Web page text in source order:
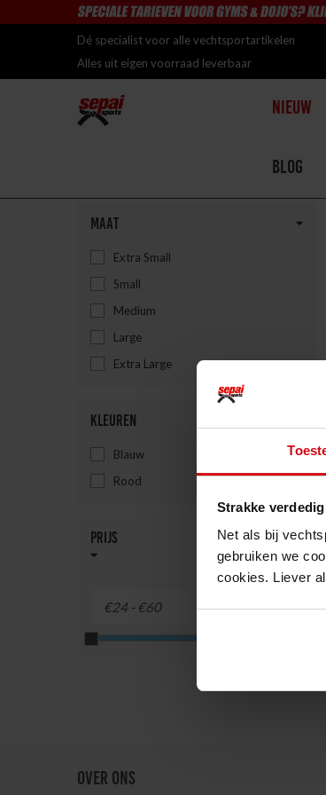
Strakke
Net als bij
gebruiken we
cookies. Liever
Dé specialist voor alle vechtsportartikelen
Alles uit eigen voorraad leverbaar
Nieuw
Blog
Karatebescherming
Maat
Extra Small
Small
Medium
Large
Extra Large
Kleuren
Blauw
Rood
Prijs
OVER ONS